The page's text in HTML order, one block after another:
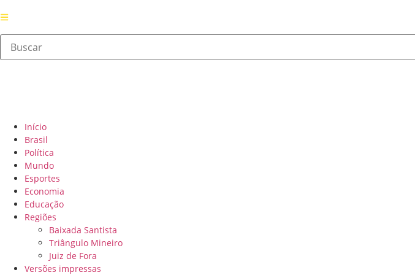
Início
Brasil
Política
Mundo
Esportes
Economia
Educação
Regiões
Baixada Santista
Triângulo Mineiro
Juiz de Fora
Versões impressas